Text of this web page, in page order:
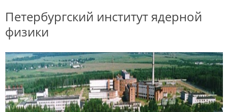
Петербургский институт ядерной
физики